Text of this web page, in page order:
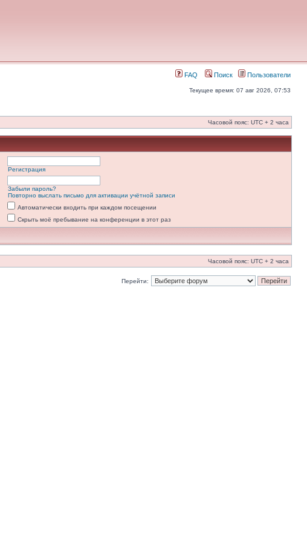
FAQ Поиск Пользователи
Текущее время: 07 авг 2026, 07:53
Часовой пояс: UTC + 2 часа
Регистрация
Забыли пароль?
Повторно выслать письмо для активации учётной записи
Автоматически входить при каждом посещении
Скрыть моё пребывание на конференции в этот раз
Часовой пояс: UTC + 2 часа
Перейти: